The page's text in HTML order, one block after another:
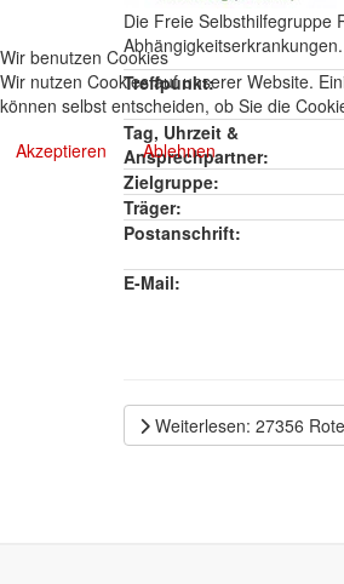
Die Freie Selbsthilfegruppe
Abhängigkeitserkrankungen.
Treffpunkt:
Tag, Uhrzeit &
Ansprechpartner:
Zielgruppe:
Träger:
Postanschrift:
E-Mail:
Weiterlesen: 27356
Wir benutzen Cookies
Wir nutzen Cookies auf unserer Website.
können selbst entscheiden, ob Sie die
Akzeptieren
Ablehnen